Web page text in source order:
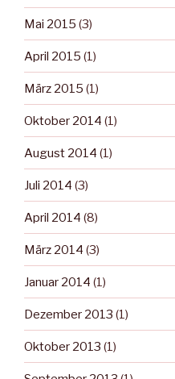
Mai 2015 (3)
April 2015 (1)
März 2015 (1)
Oktober 2014 (1)
August 2014 (1)
Juli 2014 (3)
April 2014 (8)
März 2014 (3)
Januar 2014 (1)
Dezember 2013 (1)
Oktober 2013 (1)